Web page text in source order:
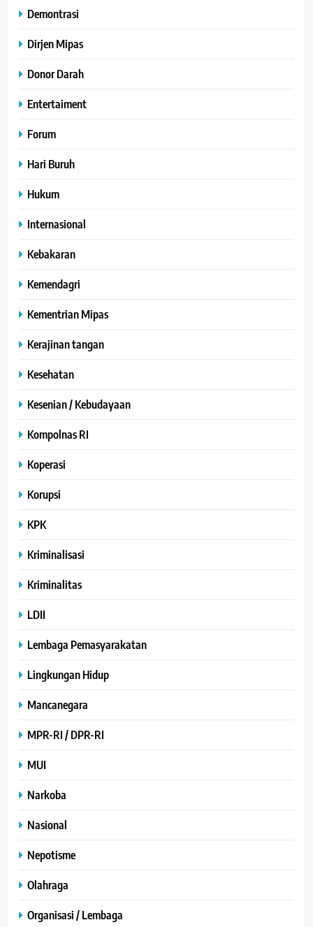
Demontrasi
Dirjen Mipas
Donor Darah
Entertaiment
Forum
Hari Buruh
Hukum
Internasional
Kebakaran
Kemendagri
Kementrian Mipas
Kerajinan tangan
Kesehatan
Kesenian / Kebudayaan
Kompolnas RI
Koperasi
Korupsi
KPK
Kriminalisasi
Kriminalitas
LDII
Lembaga Pemasyarakatan
Lingkungan Hidup
Mancanegara
MPR-RI / DPR-RI
MUI
Narkoba
Nasional
Nepotisme
Olahraga
Organisasi / Lembaga